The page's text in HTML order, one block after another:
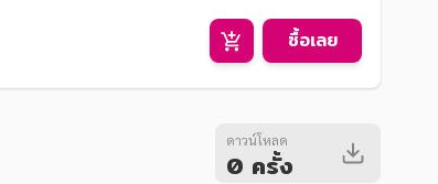
ซื้อเลย
ดาวน์โหลด
0 ครั้ง